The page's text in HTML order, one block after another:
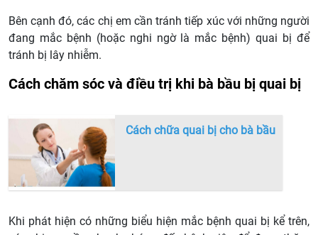
Bên cạnh đó, các chị em cần tránh tiếp xúc với những người
đang mắc bệnh (hoặc nghi ngờ là mắc bệnh) quai bị để
tránh bị lây nhiễm.
Cách chăm sóc và điều trị khi bà bầu bị quai bị
Cách chữa quai bị cho bà bầu
Khi phát hiện có những biểu hiện mắc bệnh quai bị kể trên,